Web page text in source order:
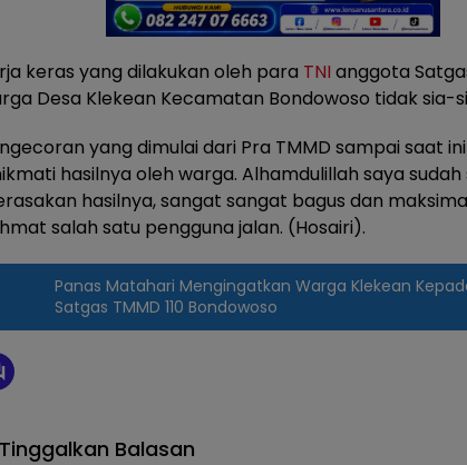
keras yang dilakukan oleh para TNI anggota
Desa Klekean Kecamatan Bondowoso tidak sia-
yang dimulai dari Pra TMMD sampai saat
hasilnya oleh warga. Alhamdulillah saya sudah
hasilnya, sangat sangat bagus dan
salah satu pengguna jalan. (Hosairi).
Panas Matahari Mengingatkan Warga Klekean
Satgas TMMD 110 Bondowoso
Tinggalkan Balasan